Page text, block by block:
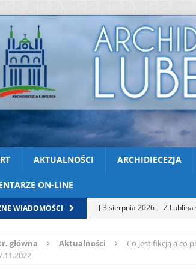
AKTUALNOŚCI ARCHIDIECEZJA
ON-LINE
WIADOMOŚCI [ 3 sierpnia 2026 ] Z Lublina
[ 2 sierpnia 2026 ]
główna Aktualności
Co jest fikcją a co